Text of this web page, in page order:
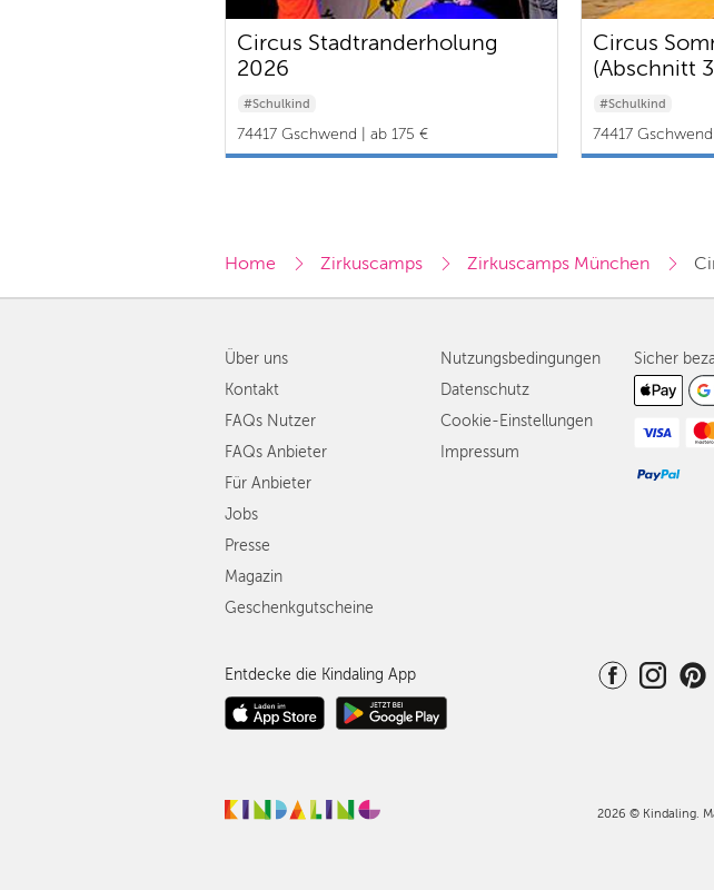
Circus Stadtranderholung
2026
#Schulkind
74417 Gschwend | ab 175 €
Circus
(Abschnitt
#Schulkind
74417
Home Zirkuscamps Zirkuscamps München
Über uns
Kontakt
FAQs Nutzer
FAQs Anbieter
Für Anbieter
Jobs
Presse
Magazin
Geschenkgutscheine
Nutzungsbedingungen
Datenschutz
Cookie-Einstellungen
Impressum
Sicher
Entdecke die Kindaling App
2026 © Kindaling.